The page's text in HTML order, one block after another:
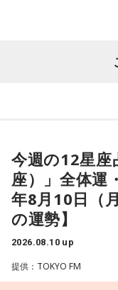
【山羊座（やぎ座）】
★ワンポイントアド
たくさんの情報が入
をしっかり区別して
■監修者プロフィール
リピーターも多く、
今週の12星座
座）」全体運
年8月10日（
の運勢】
2026.08.10 up
提供：TOKYO FM